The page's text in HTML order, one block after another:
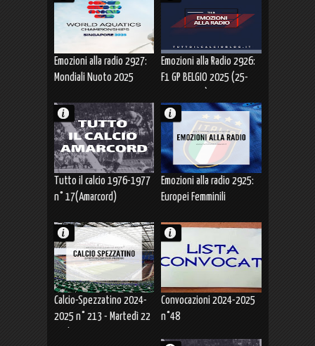
Cerasuolo (30.07.2025)
29.07.2025)
Emozioni alla radio 2927:
Mondiali Nuoto 2025
MASCHILI stile libero
(26.07.2025)
Emozioni alla Radio 2926:
F1 GP BELGIO 2025 (25-
Tutto il calcio 1976-1977
n° 17(Amarcord)
Emozioni alla radio 2925:
Europei Femminili
INGHILTERRA (22.07.2025)
Calcio-Spezzatino 2024-
2025 n° 213 - Martedì 22
Convocazioni 2024-2025
n°48